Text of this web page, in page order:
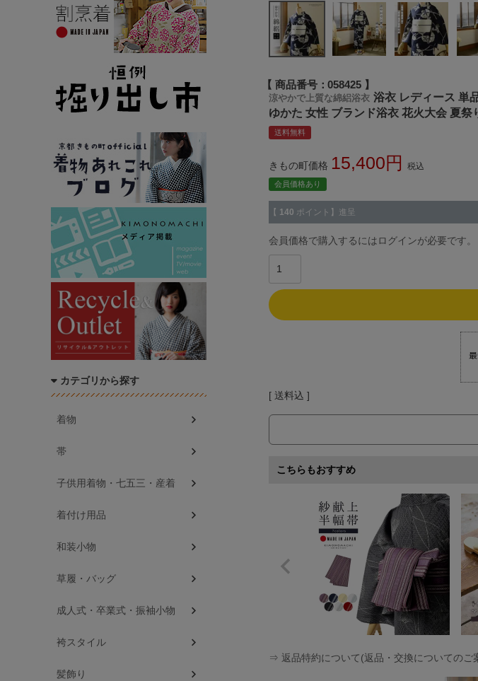
商品番号 058425
涼やかで上質な綿絽浴衣 浴衣 レディース 単
ゆかた 女性 ブランド浴衣 花火大会 夏祭
送料無料
きもの町価格 15,400 税込
会員価格あり
【 140 ポイント】進呈
会員価格で購入するにはログインが必要です。
送料込
こちらもおすすめ
⇒ 返品特約について(返品・交換についてのご
カテゴリから探す
着物
帯
子供用着物・七五三・産着
着付け用品
和装小物
草履・バッグ
成人式・卒業式・振袖小物
袴スタイル
髪飾り